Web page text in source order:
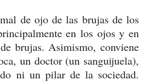
de ojo de las brujas de los
en los ojos y en
brujas. Asimismo, conviene
un doctor (un sanguijuela),
ni un pilar de la sociedad.